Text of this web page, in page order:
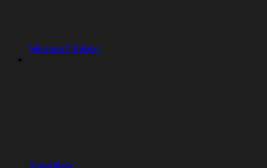
Microsoft Fabric
Snowflake